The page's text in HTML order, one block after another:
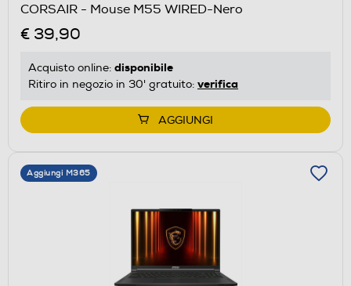
CORSAIR - Mouse M55 WIRED-Nero
€ 39,90
Acquisto online: disponibile
Ritiro in negozio in 30' gratuito: verifica
AGGIUNGI
Aggiungi M365